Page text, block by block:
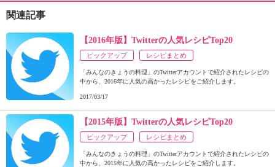
関連記事
【2016年版】Twitterの人気レシピTop20
ピックアップ レシピまとめ
「みんなのきょうの料理」のTwitterアカウントで紹介されたレシピの
中から、2016年に人気の高かったレシピをご紹介します。
2017/03/17
【2015年版】Twitterの人気レシピTop20
ピックアップ レシピまとめ
「みんなのきょうの料理」のTwitterアカウントで紹介されたレシピの
中から、2015年に人気の高かったレシピをご紹介します。